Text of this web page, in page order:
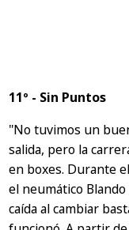
11º - Sin Puntos
"No tuvimos un
salida, pero la
en boxes. Durante
el neumático
caída al cambiar